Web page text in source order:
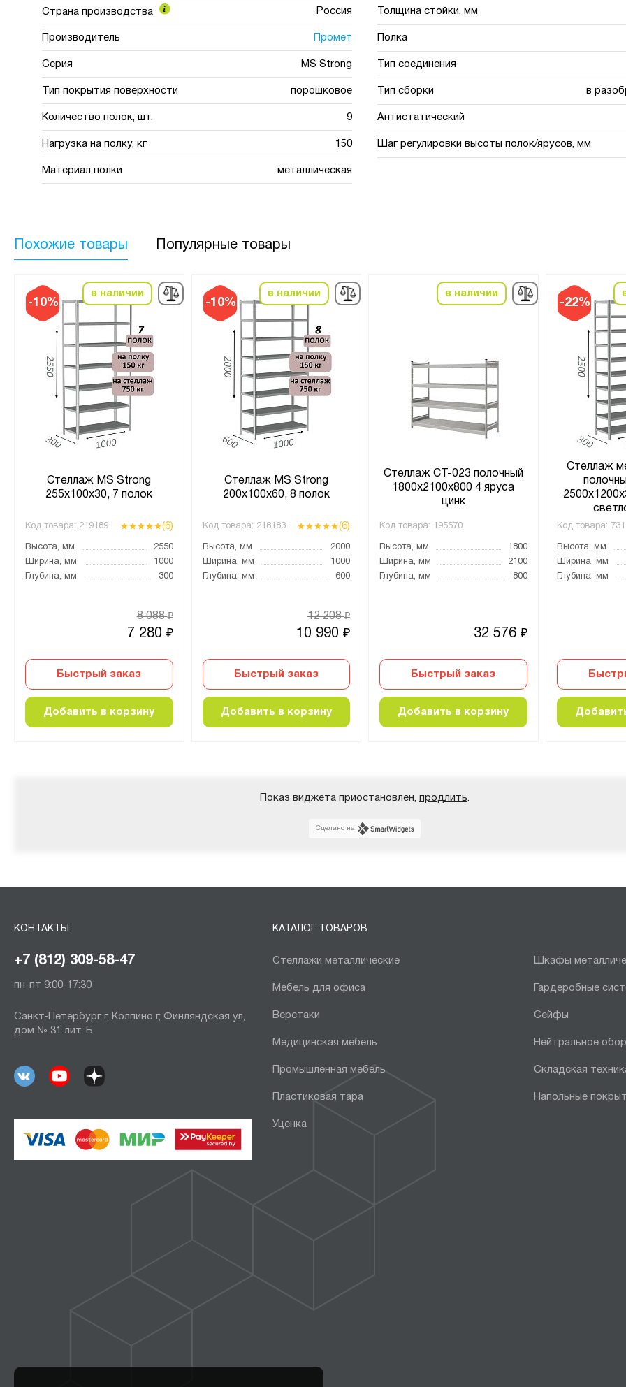
Страна производства Россия
Производитель Промет
Серия MS Strong
Тип покрытия поверхности порошковое
Количество полок, шт. 9
Нагрузка на полку, кг 150
Материал полки металлическая
Толщина стойки, мм
Полка
Тип соединения
Тип сборки в
Антистатический
Шаг регулировки высоты полок/ярусов, мм
Похожие товары Популярные товары
-10%
в наличии
Стеллаж MS Strong
255х100х30, 7 полок
Код товара: 219189 (6)
Высота, мм
2550
Ширина, мм
1000
Глубина, мм
300
7 280 ₽
8 088₽
Быстрый заказ
Добавить в корзину
-10%
в наличии
Стеллаж MS Strong
200х100х60, 8 полок
Код товара: 218183 (6)
Высота, мм
2000
Ширина, мм
1000
Глубина, мм
600
10 990 ₽
12 208₽
Быстрый заказ
Добавить в корзину
в наличии
Стеллаж СТ-023 полочный
1800x2100x800 4 яруса
цинк
Код товара: 195570
Высота, мм
1800
Ширина, мм
2100
Глубина, мм
800
32 576 ₽
Быстрый заказ
Добавить в корзину
-22%
Стеллаж
Код товара:
Высота, мм
Ширина, мм
Глубина, мм
Показ виджета приостановлен, продлить
Сделано на
КОНТАКТЫ
+7 (812) 309-58-47
пн-пт 9:00-17:30
Санкт-Петербург г, Колпино г, Финляндская ул,
дом № 31 лит. Б
КАТАЛОГ ТОВАРОВ
Стеллажи металлические Шкафы
Мебель для офиса Гардеробные
Верстаки Сейфы
Медицинская мебель Нейтральное
Промышленная мебель Складская
Пластиковая тара Напольные
Уценка